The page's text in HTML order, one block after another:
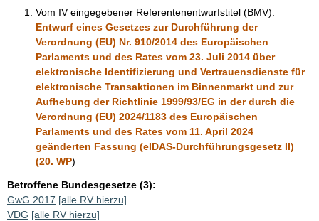
Vom IV eingegebener Referentenentwurfstitel (BMV):
Entwurf eines Gesetzes zur Durchführung der
Verordnung (EU) Nr. 910/2014 des Europäischen
Parlaments und des Rates vom 23. Juli 2014 über
elektronische Identifizierung und Vertrauensdienste für
elektronische Transaktionen im Binnenmarkt und zur
Aufhebung der Richtlinie 1999/93/EG in der durch die
Verordnung (EU) 2024/1183 des Europäischen
Parlaments und des Rates vom 11. April 2024
geänderten Fassung (eIDAS-Durchführungsgesetz II)
(20. WP)
Betroffene Bundesgesetze (3):
GwG 2017 [alle RV hierzu]
VDG [alle RV hierzu]